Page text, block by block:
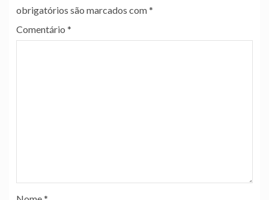
obrigatórios são marcados com*
Comentário *